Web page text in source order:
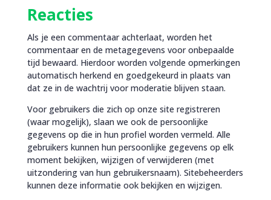
Reacties
Als je een commentaar achterlaat, worden het
commentaar en de metagegevens voor onbepaalde
tijd bewaard. Hierdoor worden volgende opmerkingen
automatisch herkend en goedgekeurd in plaats van
dat ze in de wachtrij voor moderatie blijven staan.
Voor gebruikers die zich op onze site registreren
(waar mogelijk), slaan we ook de persoonlijke
gegevens op die in hun profiel worden vermeld. Alle
gebruikers kunnen hun persoonlijke gegevens op elk
moment bekijken, wijzigen of verwijderen (met
uitzondering van hun gebruikersnaam). Sitebeheerders
kunnen deze informatie ook bekijken en wijzigen.